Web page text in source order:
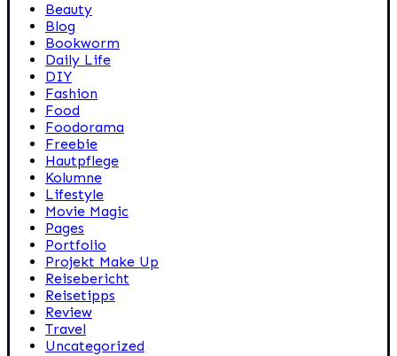
Beauty
Blog
Bookworm
Daily Life
DIY
Fashion
Food
Foodorama
Freebie
Hautpflege
Kolumne
Lifestyle
Movie Magic
Pages
Portfolio
Projekt Make Up
Reisebericht
Reisetipps
Review
Travel
Uncategorized